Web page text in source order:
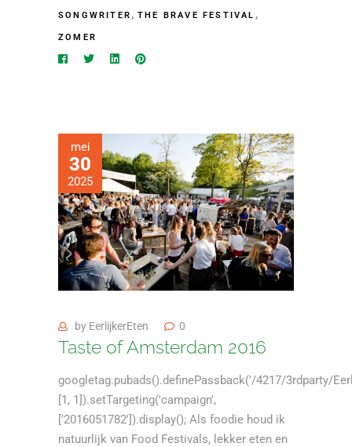
SONGWRITER , THE BRAVE FESTIVAL ,
ZOMER
mei
30
2025
by EerlijkerEten 0
Taste of Amsterdam 2016
googletag.pubads().definePassback('/4217/3rdparty/
[1, 1]).setTargeting('campaign',
['2016051782']).display(); Als foodie houd ik
natuurlijk van Food Festivals, lekker eten en